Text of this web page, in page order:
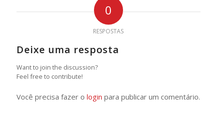
0
RESPOSTAS
Deixe uma resposta
Want to join the discussion?
Feel free to contribute!
Você precisa fazer o login para publicar um comentário.